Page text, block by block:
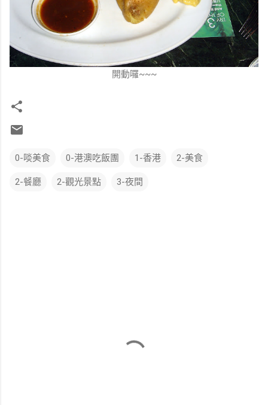
開動囉~~~
0-啖美食 0-港澳吃飯團 1-香港 2-美食
2-餐廳 2-觀光景點 3-夜間